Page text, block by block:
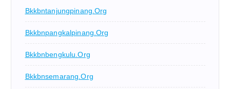
Bkkbntanjungpinang.org
Bkkbnpangkalpinang.org
Bkkbnbengkulu.org
Bkkbnsemarang.org